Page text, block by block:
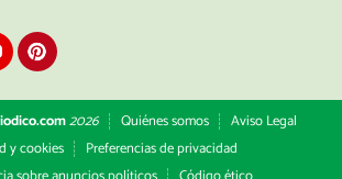
2026 Quiénes somos
Aviso Legal
y cookies
Preferencias de privacidad